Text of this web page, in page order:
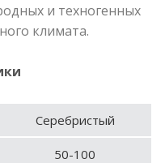
и техногенных
климата.
Серебристый
50-100